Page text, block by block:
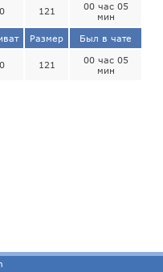
0 121
00 час 05
мин
Размер Был в чате
0 121
00 час 05
мин